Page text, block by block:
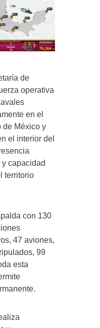
de
operativa
en el
de México y
el interior del
capacidad
territorio
con 130
47 aviones,
99
esta